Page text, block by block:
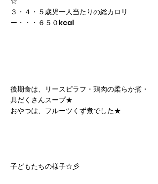
３・４・５歳児一人当たりの総カロリ
ー・・・６５０kcal
後期食は、リースピラフ・鶏肉の柔らか煮・
具だくさんスープ★
おやつは、フルーツくず煮でした★
子どもたちの様子☆彡